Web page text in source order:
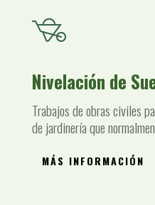
Nivelación de
Trabajos de obras civiles
de jardinería que
MÁS INFORMACIÓN